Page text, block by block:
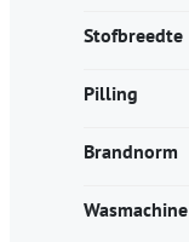
Stofbreedte
Pilling
Brandnorm
Wasmachine